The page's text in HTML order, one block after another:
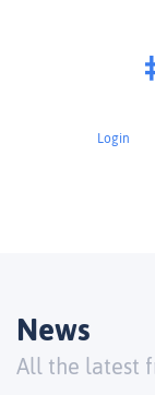
Login
News
All the latest